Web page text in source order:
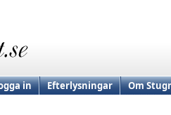
in Efterlysningar Om